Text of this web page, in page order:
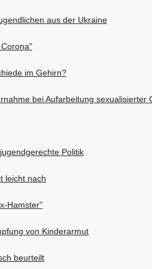
aus der Ukraine
im Gehirn?
bei Aufarbeitung sexualisierter
Politik
leicht nach
Hamster"
von Kinderarmut
beurteilt